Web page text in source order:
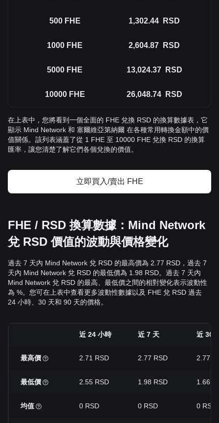
500 FHE 1,302.44 RSD
1000 FHE 2,604.87 RSD
5000 FHE 13,024.37 RSD
10000 FHE 26,048.74 RSD
在上表中，您將看到一個全面的 FHE 兌換 RSD 的換算數據表，它
顯示 Mind Network 和 塞爾維亞第納爾 在各種常用轉換金額中的價
值關係。該列表涵蓋了從 1 FHE 至 10000 FHE 兌換 RSD 的換算
匯率，讓您清楚了解它們各個兌換的價值。
立即買入/賣出 FHE
FHE / RSD 換算數據：Mind Network
兌 RSD 價值的波動與價格變化
過去 7 天內 Mind Network 兌 RSD 的最高價為 2.77 RSD，過去 7
天內 Mind Network 兌 RSD 的最低價為 1.98 RSD。過去 7 天內
Mind Network 兌 RSD 的最高、最低價之間的相對變化表示波動性
為 %。您可在上表中查看更多波動性數據以及 FHE 兌 RSD 過去
24 小時、30 天和 90 天的價格。
近 24 小時 近 7 天 近 30
最高價 2.71 RSD 2.77 RSD 2.77
最低價 2.55 RSD 1.98 RSD 1.66
均值 0 RSD 0 RSD 0 RSD